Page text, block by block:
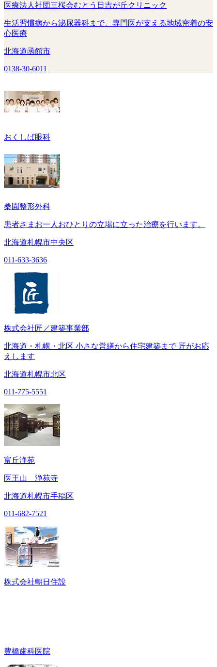
医療法人社団三桜会むとう日吉が丘クリニック
生活習慣病から泌尿器科まで、専門医が支える地域密着の安
心医療
北海道函館市
0138-30-6011
おくしば眼科
桑園整形外科
患者さまお一人おひとりの立場に立った治療を行います。
北海道札幌市中央区
011-633-3636
株式会社匠／建築事業部
北海道・札幌・北区 小さな営繕から住宅建築まで 匠がお応
えします
北海道札幌市北区
011-775-5551
富丘浄苑
医王山 浄苑寺
北海道札幌市手稲区
011-682-7521
株式会社朝日住設
豊橋歯科医院